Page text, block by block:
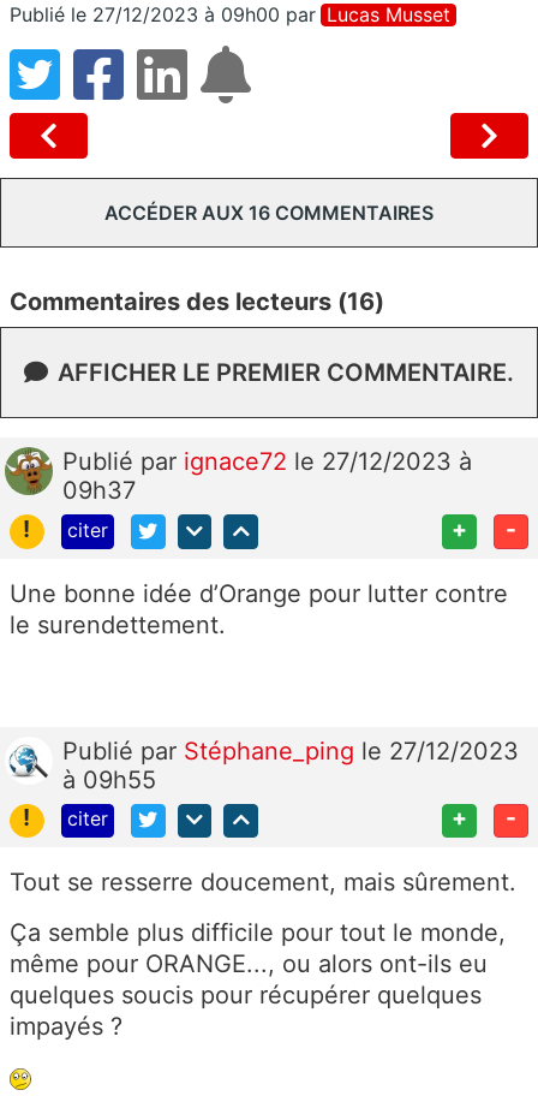
Publié le 27/12/2023 à 09h00 par Lucas Musset
ACCÉDER AUX 16 COMMENTAIRES
Commentaires des lecteurs (16)
AFFICHER LE PREMIER COMMENTAIRE.
Publié par ignace72 le 27/12/2023 à
09h37
!
citer + -
Une bonne idée d’Orange pour lutter contre
le surendettement.
Publié par Stéphane_ping le 27/12/2023
à 09h55
!
citer + -
Tout se resserre doucement, mais sûrement.
Ça semble plus difficile pour tout le monde,
même pour ORANGE..., ou alors ont-ils eu
quelques soucis pour récupérer quelques
impayés ?